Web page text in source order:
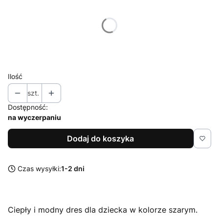
Ilość
szt.
Dostępność:
na wyczerpaniu
Dodaj do koszyka
Czas wysyłki:1-2 dni
Ciepły i modny dres dla dziecka w kolorze szarym.